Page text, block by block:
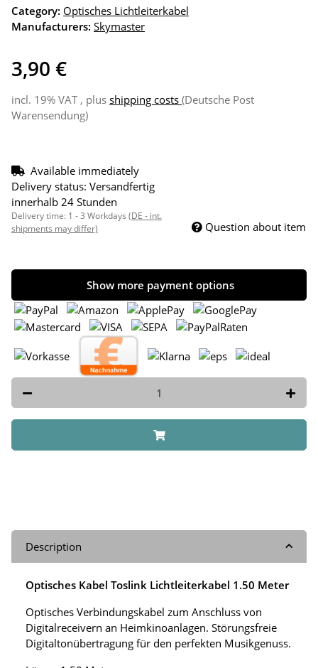
Category: Optisches Lichtleiterkabel
Manufacturers: Skymaster
3,90 €
incl. 19% VAT , plus shipping costs (Deutsche Post
Warensendung)
Available immediately
Delivery status: Versandfertig
innerhalb 24 Stunden
Delivery time: 1 - 3 Workdays (DE - int.
shipments may differ)
Question about item
Show more payment options
Description
Optisches Kabel Toslink Lichtleiterkabel 1.50 Meter
Optisches Verbindungskabel zum Anschluss von
Digitalreceivern an Heimkinoanlagen. Störungsfreie
Digitaltonübertragung für den perfekten Musikgenuss.